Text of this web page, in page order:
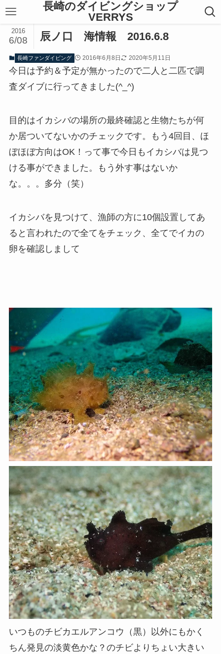
長崎のダイビングショップ
VERRYS
辰ノ口 海情報 2016.6.8
2016
6/08
長崎ファンダイビング 2016年6月8日 2020年5月11日
今日は予約＆予定が無かったので二人と二匹で調
査ダイブに行ってきました(^_^)
目的はイカシバの場所の最終確認と生物たちが何
か居ついてないかのチェックです。もう4回目、ほ
ぼほぼ方向はOK！って事で今日もイカシバは見つ
ける事ができました。もう外す事はないか
な。。。多分（笑）
イカシバを見つけて、漁師の方に10個設置してあ
ると言われたので全てをチェック、全てでイカの
卵を確認しまして
いつものチビカエルアンコウ（黒）以外にもかく
ちん発見の淡黄色かな？のチビよりちょい大きい